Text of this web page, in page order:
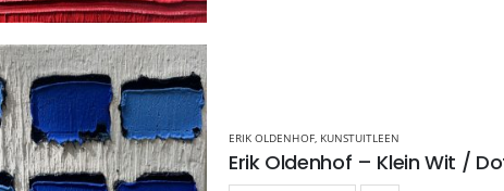
ERIK OLDENHOF, KUNSTUITLEEN
Erik Oldenhof – Klein Wit /